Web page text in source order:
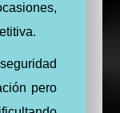
pero